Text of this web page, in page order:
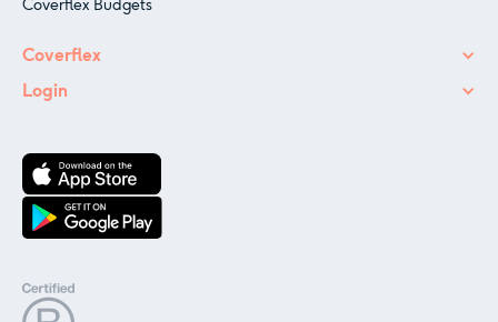
Coverflex Budgets
Coverflex
Login